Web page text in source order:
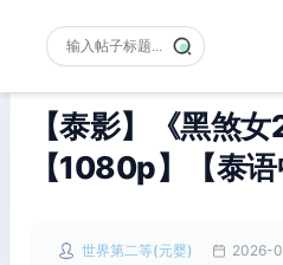
【泰影】《黑煞
【1080p】【泰
世界第二等(元婴) 2026-